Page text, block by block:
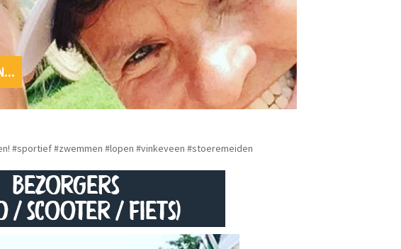
#sportief #zwemmen #lopen #vinkeveen #stoeremeiden